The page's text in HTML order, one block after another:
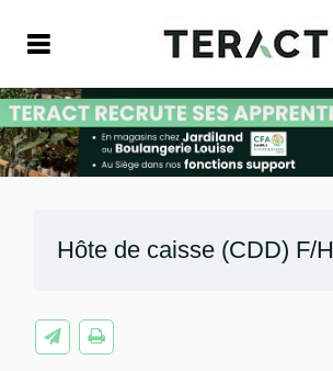
Hôte de caisse (CDD) F/H